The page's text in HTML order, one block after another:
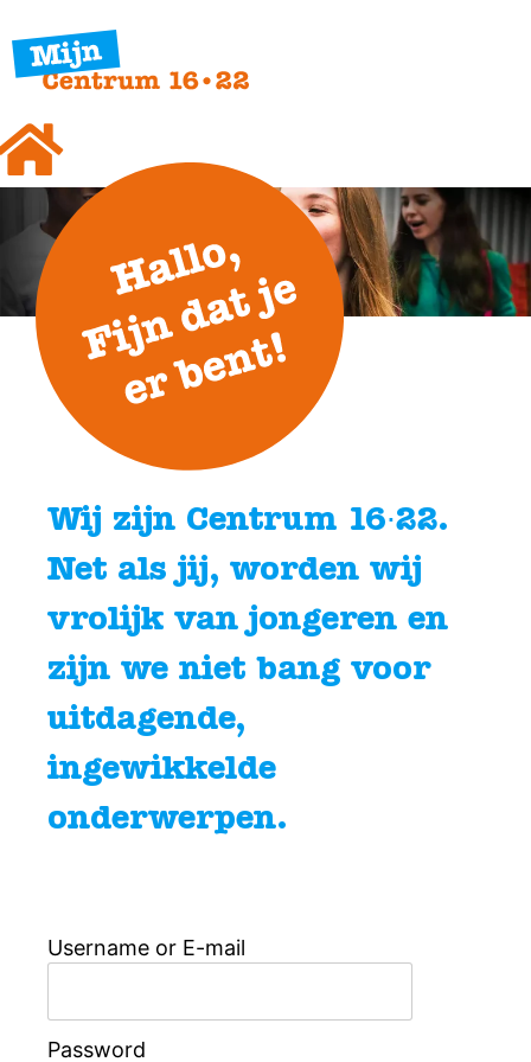
Wij zijn Centrum 16∙22.
Net als jij, worden wij
vrolijk van jongeren en
zijn we niet bang voor
uitdagende,
ingewikkelde
onderwerpen.
Username or E-mail
Password